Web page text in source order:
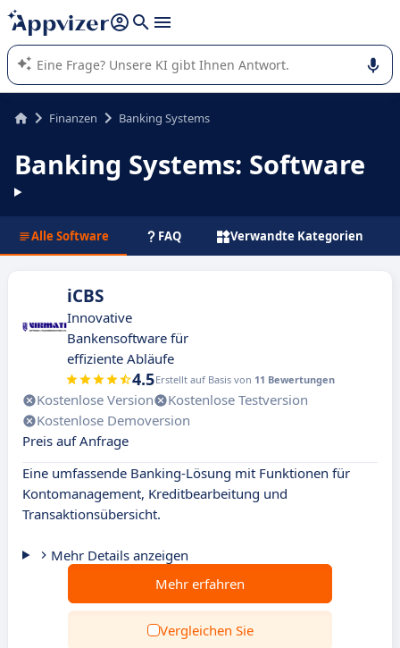
beantworten (mehrere Zeilen mit
Die KI von Appvizer führt Sie bei der Nutzung oder Auswahl
von SaaS-Software in Unternehmen.
Finanzen Banking Systems
Banking Systems: Software
Alle Software FAQ Verwandte Kategorien
iCBS
Innovative
Bankensoftware für
effiziente Abläufe
4.5Erstellt auf Basis von 11 Bewertungen
Kostenlose Version
Kostenlose Testversion
Kostenlose Demoversion
Preis auf Anfrage
Eine umfassende Banking-Lösung mit Funktionen für
Kontomanagement, Kreditbearbeitung und
Transaktionsübersicht.
Mehr Details anzeigen
Mehr erfahren
Vergleichen Sie